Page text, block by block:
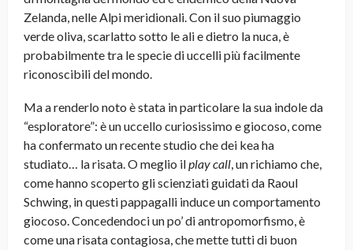
Zelanda, nelle Alpi meridionali. Con il suo piumaggio
verde oliva, scarlatto sotto le ali e dietro la nuca, è
probabilmente tra le specie di uccelli più facilmente
riconoscibili del mondo.
Ma a renderlo noto è stata in particolare la sua indole da
“esploratore”: è un uccello curiosissimo e giocoso, come
ha confermato un recente studio che dei kea ha
studiato… la risata. O meglio ilplay call, un richiamo che,
come hanno scoperto gli scienziati guidati da Raoul
Schwing, in questi pappagalli induce un comportamento
giocoso. Concedendoci un po’ di antropomorfismo, è
come una risata contagiosa, che mette tutti di buon